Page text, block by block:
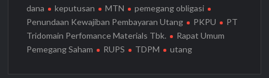
dana
keputusan MTN
pemegang obligasi
Penundaan Kewajiban Pembayaran Utang
PKPU
PT
Tridomain Perfomance Materials Tbk.
Rapat Umum
Pemegang Saham
RUPS TDPM utang